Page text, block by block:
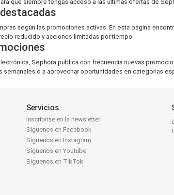
que siempre tengas acceso a las últimas ofertas de
según las promociones activas. En esta página
reducido y acciones limitadas por tiempo.
Sephora publica con frecuencia nuevas
semanales o a aprovechar oportunidades en categorías
Servicios
Inscribirse en la newsletter
Síguenos en Facebook
Síguenos en Instagram
Síguenos en Youtube
Síguenos en TikTok